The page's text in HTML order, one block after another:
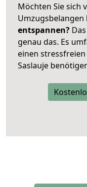
Möchten Sie sich
entspannen?
genau das. Es
einen
Saslauje